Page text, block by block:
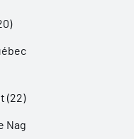
(22)
Nag